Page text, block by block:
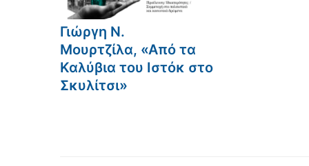
Γιώργη Ν.
Μουρτζίλα, «Από τα
Καλύβια του Ιστόκ στο
Σκυλίτσι»